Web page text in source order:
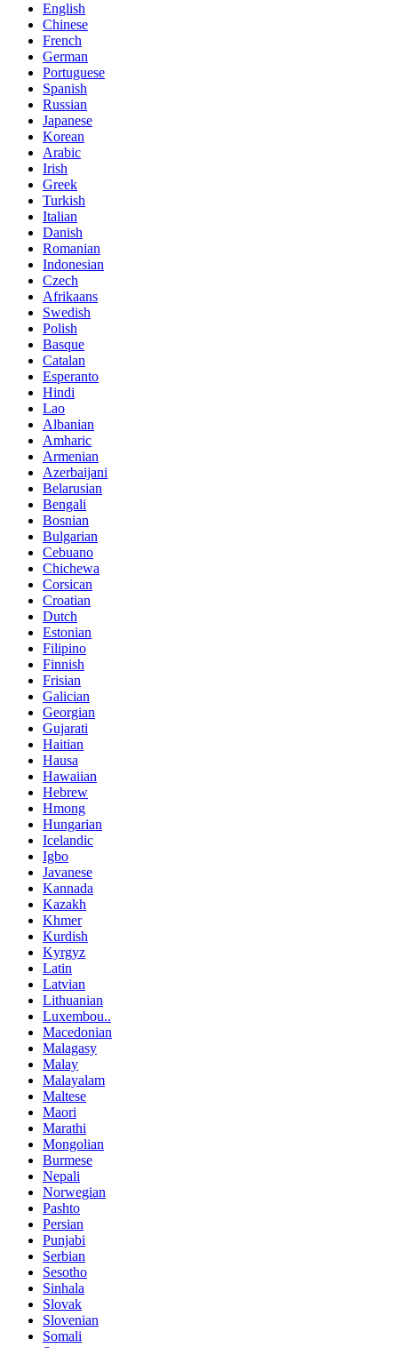
English
Chinese
French
German
Portuguese
Spanish
Russian
Japanese
Korean
Arabic
Irish
Greek
Turkish
Italian
Danish
Romanian
Indonesian
Czech
Afrikaans
Swedish
Polish
Basque
Catalan
Esperanto
Hindi
Lao
Albanian
Amharic
Armenian
Azerbaijani
Belarusian
Bengali
Bosnian
Bulgarian
Cebuano
Chichewa
Corsican
Croatian
Dutch
Estonian
Filipino
Finnish
Frisian
Galician
Georgian
Gujarati
Haitian
Hausa
Hawaiian
Hebrew
Hmong
Hungarian
Icelandic
Igbo
Javanese
Kannada
Kazakh
Khmer
Kurdish
Kyrgyz
Latin
Latvian
Lithuanian
Luxembou..
Macedonian
Malagasy
Malay
Malayalam
Maltese
Maori
Marathi
Mongolian
Burmese
Nepali
Norwegian
Pashto
Persian
Punjabi
Serbian
Sesotho
Sinhala
Slovak
Slovenian
Somali